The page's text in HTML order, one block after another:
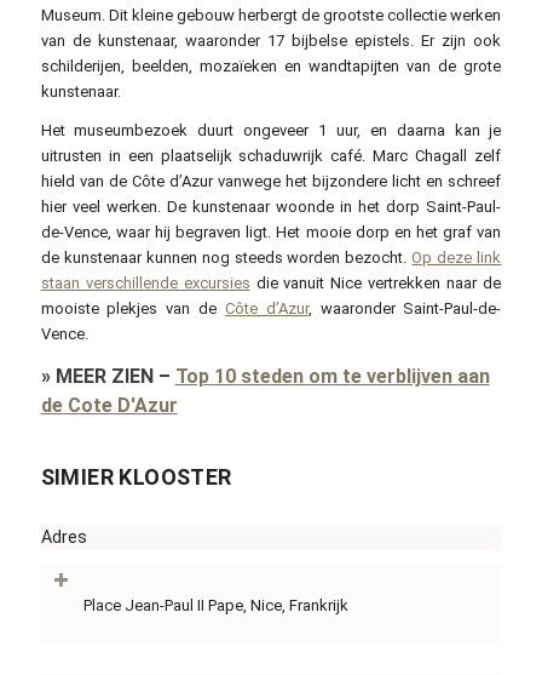
Museum. Dit kleine gebouw herbergt de grootste collectie werken
van de kunstenaar, waaronder 17 bijbelse epistels. Er zijn ook
schilderijen, beelden, mozaïeken en wandtapijten van de grote
kunstenaar.
Het museumbezoek duurt ongeveer 1 uur, en daarna kan je
uitrusten in een plaatselijk schaduwrijk café. Marc Chagall zelf
hield van de Côte d’Azur vanwege het bijzondere licht en schreef
hier veel werken. De kunstenaar woonde in het dorp Saint-Paul-
de-Vence, waar hij begraven ligt. Het mooie dorp en het graf van
de kunstenaar kunnen nog steeds worden bezocht.Op deze link
staan verschillende excursies die vanuit Nice vertrekken naar de
mooiste plekjes van de Côte d’Azur, waaronder Saint-Paul-de-
Vence.
» MEER ZIEN – Top 10 steden om te verblijven aan
de Cote D'Azur
SIMIER KLOOSTER
Adres
Place Jean-Paul II Pape, Nice, Frankrijk